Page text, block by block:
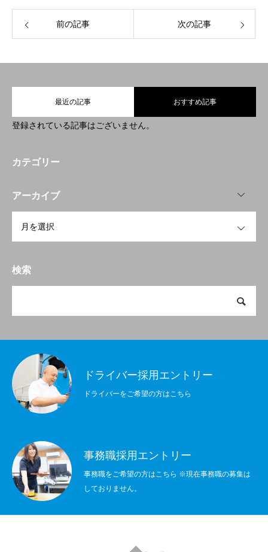
事業内容
インタビュー
採用情報
前の記事 次の記事
最近の記事 おすすめ記事
登録されている記事はございません。
カテゴリー
アーカイブ
検索
ドライバー採用エントリー
ドライバーをご希望の方はこちら
事務職採用エントリー
事務職をご希望の方はこちら ※現在事務職の募集は
しておりません。